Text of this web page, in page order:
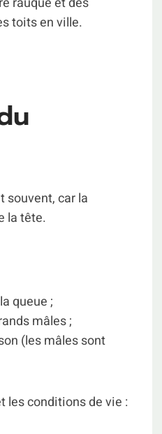
toits en ville.
souvent, car la
la tête.
queue ;
mâles ;
(les mâles sont
les conditions de vie :